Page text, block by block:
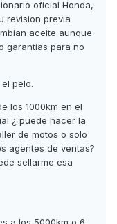
oficial Honda,
revision previa
aceite aunque
garantias para no
pelo.
los 1000km en el
¿ puede hacer la
de motos o solo
agentes de ventas?
sellarme esa